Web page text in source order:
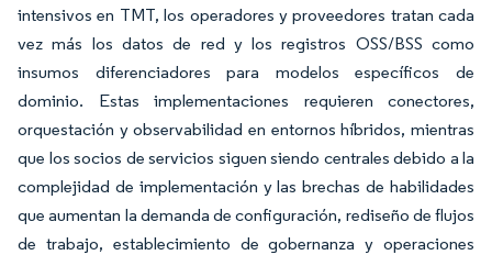
intensivos en TMT, los operadores y proveedores tratan cada
vez más los datos de red y los registros OSS/BSS como
insumos diferenciadores para modelos específicos de
dominio. Estas implementaciones requieren conectores,
orquestación y observabilidad en entornos híbridos, mientras
que los socios de servicios siguen siendo centrales debido a la
complejidad de implementación y las brechas de habilidades
que aumentan la demanda de configuración, rediseño de flujos
de trabajo, establecimiento de gobernanza y operaciones